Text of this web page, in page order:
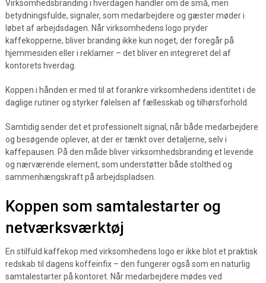
Virksomhedsbranding i hverdagen handler om de små, men
betydningsfulde, signaler, som medarbejdere og gæster møder i
løbet af arbejdsdagen. Når virksomhedens logo pryder
kaffekopperne, bliver branding ikke kun noget, der foregår på
hjemmesiden eller i reklamer – det bliver en integreret del af
kontorets hverdag.
Koppen i hånden er med til at forankre virksomhedens identitet i de
daglige rutiner og styrker følelsen af fællesskab og tilhørsforhold.
Samtidig sender det et professionelt signal, når både medarbejdere
og besøgende oplever, at der er tænkt over detaljerne, selv i
kaffepausen. På den måde bliver virksomhedsbranding et levende
og nærværende element, som understøtter både stolthed og
sammenhængskraft på arbejdspladsen.
Koppen som samtalestarter og
netværksværktøj
En stilfuld kaffekop med virksomhedens logo er ikke blot et praktisk
redskab til dagens koffeinfix – den fungerer også som en naturlig
samtalestarter på kontoret. Når medarbejdere mødes ved